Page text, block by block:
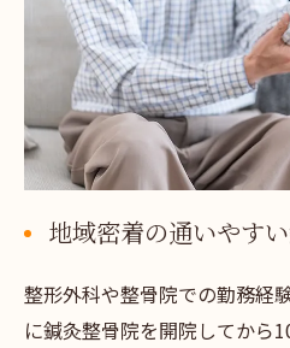
地域密着の通いやす
整形外科や整骨院での勤務経
に鍼灸整骨院を開院してから